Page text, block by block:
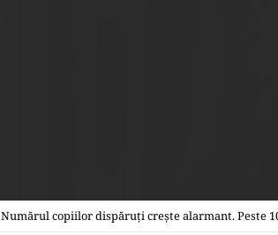
Numărul copiilor dispăruți crește alarmant. Peste